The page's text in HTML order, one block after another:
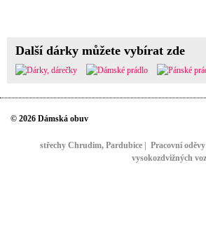
Další dárky můžete vybírat zde
© 2026 Dámská obuv
střechy Chrudim, Pardubice| Pracovní oděvy
vysokozdvižných